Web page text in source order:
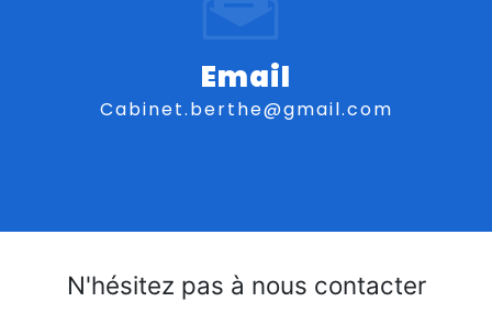
Email
cabinet.berthe@gmail.com
N'hésitez pas à nous contacter